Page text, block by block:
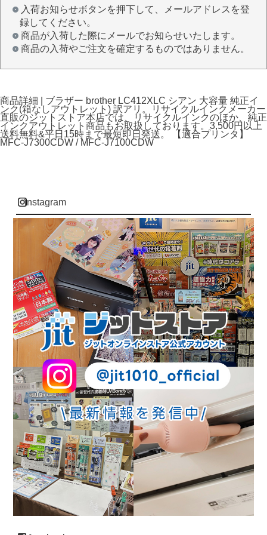
入荷お知らせボタンを押下して、メールアドレスを登
録してください。
商品が入荷した際にメールでお知らせいたします。
商品の入荷やご注文を確定するものではありません。
商品詳細 | ブラザー brother LC412XLC シアン 大容量 純正イ
ンク(箱なしアウトレット) 訳アリ。リサイクルインクメーカー
直販のジットストア本店では、リサイクルインクのほか、純正
インクアウトレット商品もお取扱しております。3,500円以上
送料無料&平日15時まで最短即日発送。 【適合プリンタ】
MFC-J7300CDW / MFC-J7100CDW
instagram